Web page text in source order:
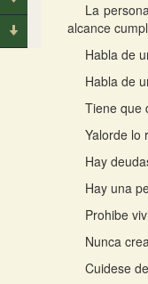
La
alcance
Habla de
Habla de
Tiene que
Yalorde lo
Hay
Hay una
Prohibe
Nunca
Cuidese